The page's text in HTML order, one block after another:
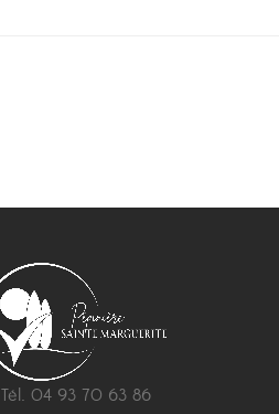
Tél. 04 93 70 63 86